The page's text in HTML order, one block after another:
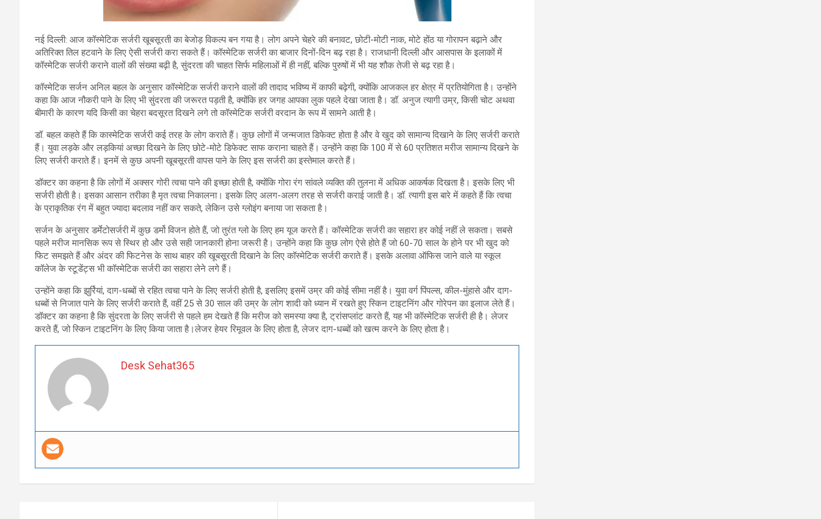
नई दिल्ली: आज कॉस्मेटिक सर्जरी खूबसूरती का बेजोड़ विकल्प बन गया है। लोग अपने चेहरे की बनावट, छोटी-मोटी नाक, मोटे होंठ या गोरापन बढ़ाने और
अतिरिक्त तिल हटवाने के लिए ऐसी सर्जरी करा सकते हैं। कॉस्मेटिक सर्जरी का बाजार दिनों-दिन बढ़ रहा है। राजधानी दिल्ली और आसपास के इलाकों में
कॉस्मेटिक सर्जरी कराने वालों की संख्या बढ़ी है, सुंदरता की चाहत सिर्फ महिलाओं में ही नहीं, बल्कि पुरुषों में भी यह शौक तेजी से बढ़ रहा है।
कॉस्मेटिक सर्जन अनिल बहल के अनुसार कॉस्मेटिक सर्जरी कराने वालों की तादाद भविष्य में काफी बढ़ेगी, क्योंकि आजकल हर क्षेत्र में प्रतियोगिता है। उन्होंने
कहा कि आज नौकरी पाने के लिए भी सुंदरता की जरूरत पड़ती है, क्योंकि हर जगह आपका लुक पहले देखा जाता है। डॉ. अनुज त्यागी उम्र, किसी चोट अथवा
बीमारी के कारण यदि किसी का चेहरा बदसूरत दिखने लगे तो कॉस्मेटिक सर्जरी वरदान के रूप में सामने आती है।
डॉ. बहल कहते हैं कि कास्मेटिक सर्जरी कई तरह के लोग कराते हैं। कुछ लोगों में जन्मजात डिफेक्ट होता है और वे खुद को सामान्य दिखाने के लिए सर्जरी कराते
हैं। युवा लड़के और लड़कियां अच्छा दिखने के लिए छोटे-मोटे डिफेक्ट साफ कराना चाहते हैं। उन्होंने कहा कि 100 में से 60 प्रतिशत मरीज सामान्य दिखने के
लिए सर्जरी कराते हैं। इनमें से कुछ अपनी खूबसूरती वापस पाने के लिए इस सर्जरी का इस्तेमाल करते हैं।
डॉक्टर का कहना है कि लोगों में अक्सर गोरी त्वचा पाने की इच्छा होती है, क्योंकि गोरा रंग सांवले व्यक्ति की तुलना में अधिक आकर्षक दिखता है। इसके लिए भी
सर्जरी होती है। इसका आसान तरीका है मृत त्वचा निकालना। इसके लिए अलग-अलग तरह से सर्जरी कराई जाती है। डॉ. त्यागी इस बारे में कहते हैं कि त्वचा
के प्राकृतिक रंग में बहुत ज्यादा बदलाव नहीं कर सकते, लेकिन उसे ग्लोइंग बनाया जा सकता है।
सर्जन के अनुसार डर्मेटोसर्जरी में कुछ डर्मो विजन होते हैं, जो तुरंत ग्लो के लिए हम यूज करते हैं। कॉस्मेटिक सर्जरी का सहारा हर कोई नहीं ले सकता। सबसे
पहले मरीज मानसिक रूप से स्थिर हो और उसे सही जानकारी होना जरूरी है। उन्होंने कहा कि कुछ लोग ऐसे होते हैं जो 60-70 साल के होने पर भी खुद को
फिट समझते हैं और अंदर की फिटनेस के साथ बाहर की खूबसूरती दिखाने के लिए कॉस्मेटिक सर्जरी कराते हैं। इसके अलावा ऑफिस जाने वाले या स्कूल
कॉलेज के स्टूडेंट्स भी कॉस्मेटिक सर्जरी का सहारा लेने लगे हैं।
उन्होंने कहा कि झुर्रियां, दाग-धब्बों से रहित त्वचा पाने के लिए सर्जरी होती है, इसलिए इसमें उम्र की कोई सीमा नहीं है। युवा वर्ग पिंपल्स, कील-मुंहासे और दाग-
धब्बों से निजात पाने के लिए सर्जरी कराते हैं, वहीं 25 से 30 साल की उम्र के लोग शादी को ध्यान में रखते हुए स्किन टाइटनिंग और गोरेपन का इलाज लेते हैं।
डॉक्टर का कहना है कि सुंदरता के लिए सर्जरी से पहले हम देखते हैं कि मरीज को समस्या क्या है, ट्रांसप्लांट करते हैं, यह भी कॉस्मेटिक सर्जरी ही है। लेजर
करते हैं, जो स्किन टाइटनिंग के लिए किया जाता है।लेजर हेयर रिमूवल के लिए होता है, लेजर दाग-धब्बों को खत्म करने के लिए होता है।
Desk Sehat365